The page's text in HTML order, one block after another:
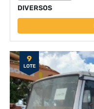
DIVERSOS
9
LOTE